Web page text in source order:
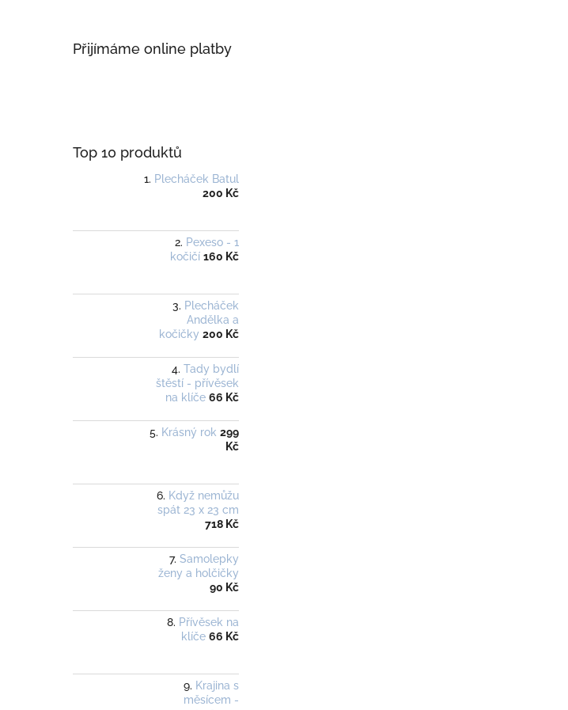
Přijímáme online platby
Top 10 produktů
Plecháček Batul
200 Kč
Pexeso - 1
kočičí 160 Kč
Plecháček
Andělka a
kočičky 200 Kč
Tady bydlí
štěstí - přívěsek
na klíče 66 Kč
Krásný rok 299
Kč
Když nemůžu
spát 23 x 23 cm
718 Kč
Samolepky
ženy a holčičky
90 Kč
Přívěsek na
klíče 66 Kč
Krajina s
měsícem -